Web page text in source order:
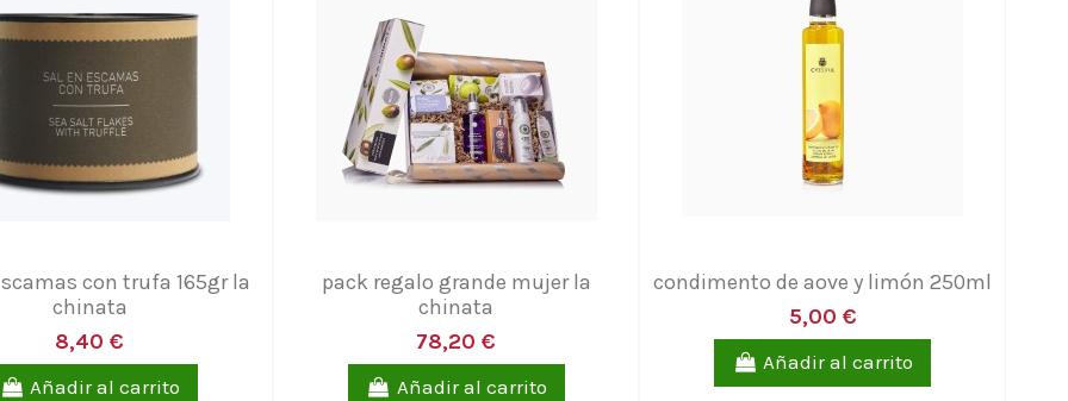
con trufa 165gr la
chinata
8,40 €
Añadir al carrito
pack regalo grande mujer la
chinata
78,20 €
Añadir al carrito
condimento de aove y limón 250ml
5,00 €
Añadir al carrito